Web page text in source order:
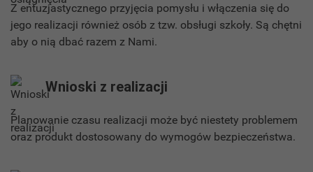
Z entuzjastycznego przyjęcia pomysłu i włączenia się do
jego realizacji również osób z tzw. obsługi szkoły. Są chętni
aby o nią dbać razem z Nami.
Wnioski z realizacji
Planowanie czasu realizacji może być niestety problemem
oraz produkt dostosowany do wymogów bezpieczeństwa.